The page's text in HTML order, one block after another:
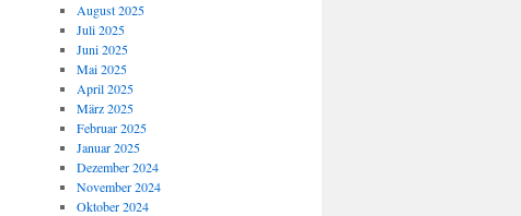
August 2025
Juli 2025
Juni 2025
Mai 2025
April 2025
März 2025
Februar 2025
Januar 2025
Dezember 2024
November 2024
Oktober 2024